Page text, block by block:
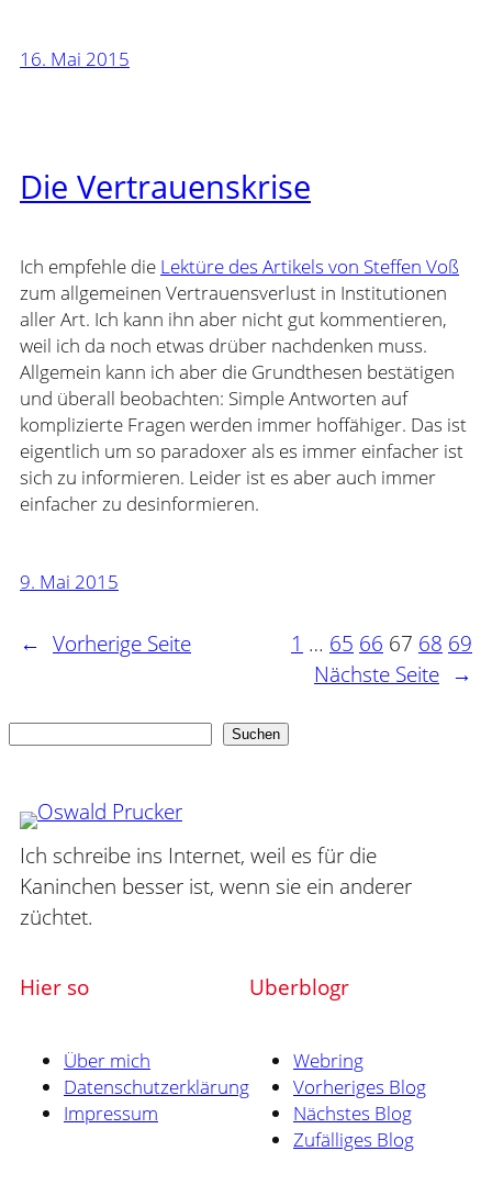
16. Mai 2015
Die Vertrauenskrise
Ich empfehle die Lektüre des Artikels von Steffen Voß
zum allgemeinen Vertrauensverlust in Institutionen
aller Art. Ich kann ihn aber nicht gut kommentieren,
weil ich da noch etwas drüber nachdenken muss.
Allgemein kann ich aber die Grundthesen bestätigen
und überall beobachten: Simple Antworten auf
komplizierte Fragen werden immer hoffähiger. Das ist
eigentlich um so paradoxer als es immer einfacher ist
sich zu informieren. Leider ist es aber auch immer
einfacher zu desinformieren.
9. Mai 2015
← Vorherige Seite 1 … 65 66 67 68 69
Nächste Seite →
Suchen
Ich schreibe ins Internet, weil es für die
Kaninchen besser ist, wenn sie ein anderer
züchtet.
Hier so
Über mich
Datenschutzerklärung
Impressum
Uberblogr
Webring
Vorheriges Blog
Nächstes Blog
Zufälliges Blog